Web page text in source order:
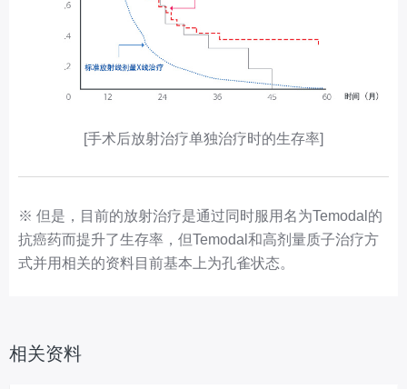
[手术后放射治疗单独治疗时的生存率]
※ 但是，目前的放射治疗是通过同时服用名为Temodal的
抗癌药而提升了生存率，但Temodal和高剂量质子治疗方
式并用相关的资料目前基本上为孔雀状态。
相关资料